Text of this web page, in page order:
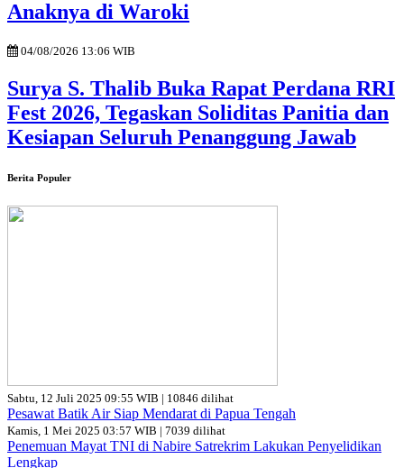
Anaknya di Waroki
04/08/2026 13:06 WIB
Surya S. Thalib Buka Rapat Perdana RRI
Fest 2026, Tegaskan Soliditas Panitia dan
Kesiapan Seluruh Penanggung Jawab
Berita Populer
Sabtu, 12 Juli 2025 09:55 WIB | 10846 dilihat
Pesawat Batik Air Siap Mendarat di Papua Tengah
Kamis, 1 Mei 2025 03:57 WIB | 7039 dilihat
Penemuan Mayat TNI di Nabire Satrekrim Lakukan Penyelidikan
Lengkap